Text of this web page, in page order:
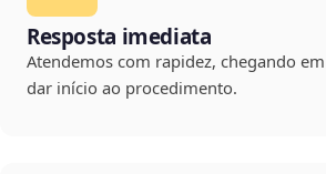
Resposta imediata
Atendemos com rapidez, chegando
dar início ao procedimento.